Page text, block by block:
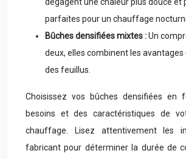
parfaites pour un chauffage
Bûches densifiées mixtes :Un
deux, elles combinent les
des feuillus.
Choisissez vos bûches densifiées en
besoins et des caractéristiques de
chauffage. Lisez attentivement les
fabricant pour déterminer la durée de